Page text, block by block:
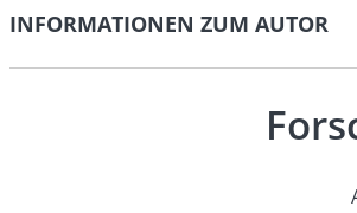
INFORMATIONEN ZUM AUTOR